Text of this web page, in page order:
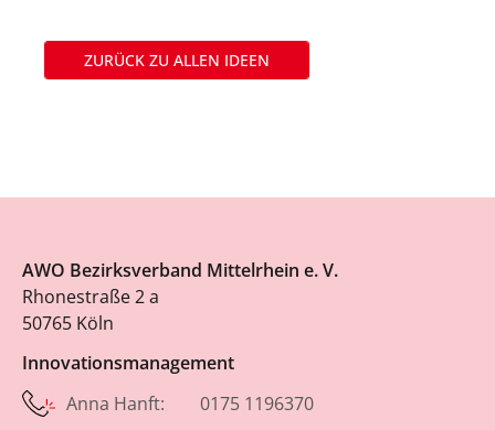
ZURÜCK ZU ALLEN IDEEN
AWO Bezirksverband Mittelrhein e. V.
Rhonestraße 2 a
50765 Köln
Innovationsmanagement
Anna Hanft: 0175 1196370